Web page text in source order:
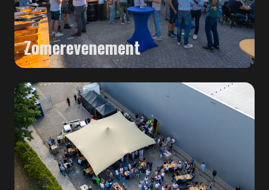
Zomerevenement